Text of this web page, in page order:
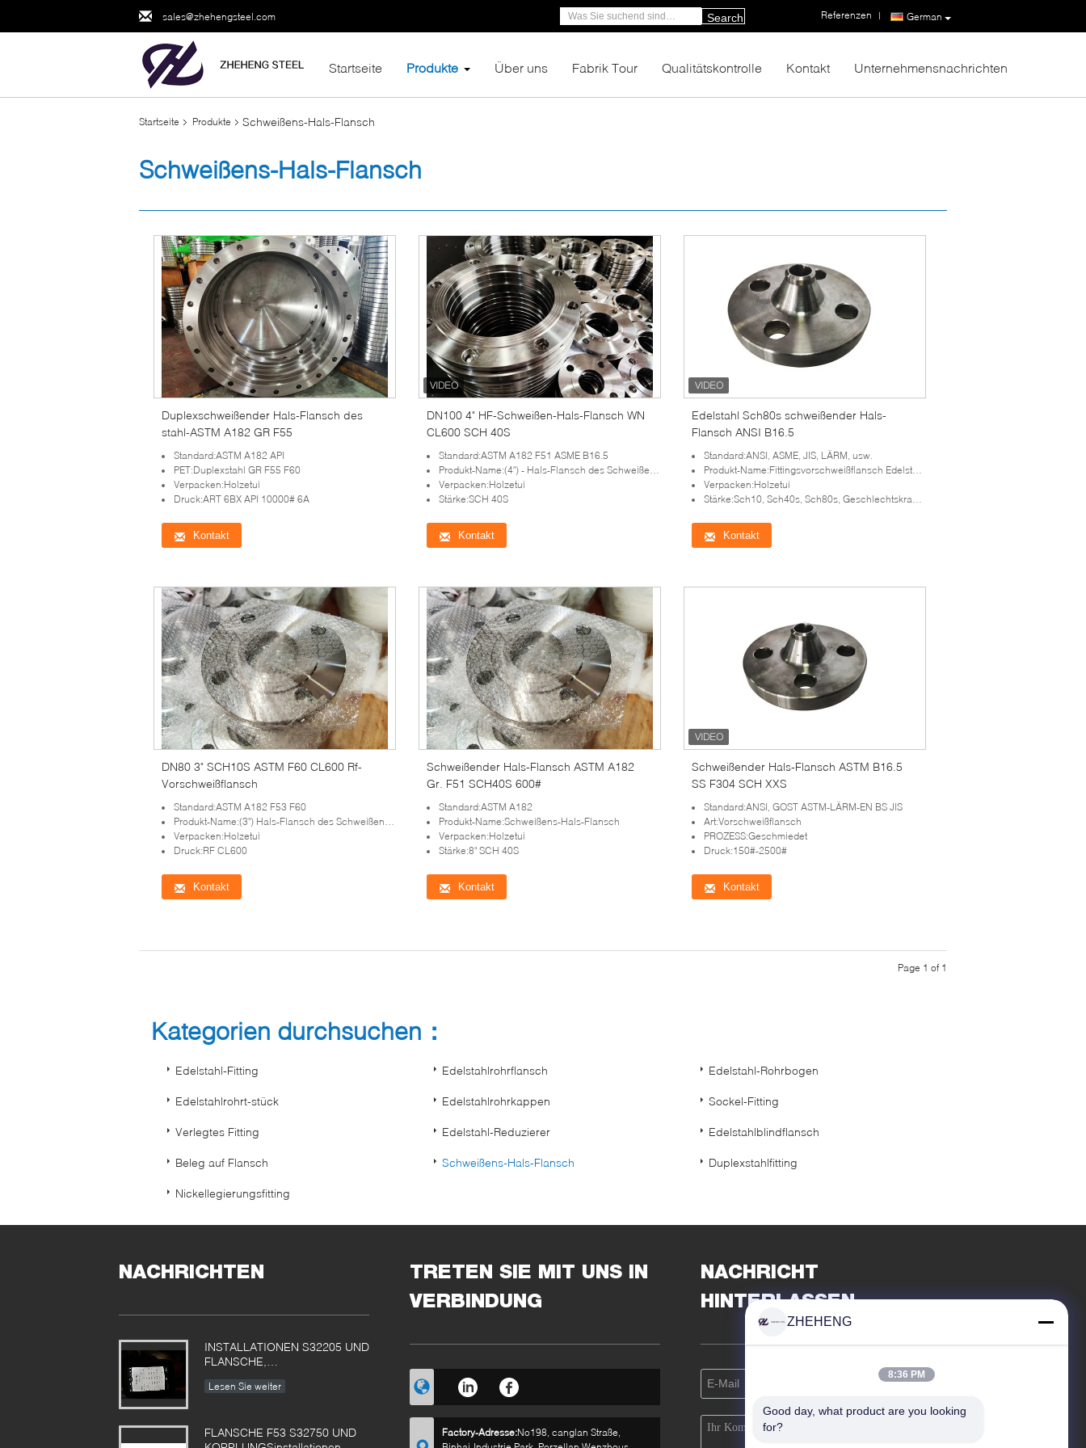
sales@zhehengsteel.com German
Referenzen |
Search
Startseite Produkte Über uns Fabrik Tour Qualitätskontrolle Kontakt Unternehmensnachrichten
Startseite Produkte Schweißens-Hals-Flansch
Schweißens-Hals-Flansch
Duplexschweißender Hals-Flansch des
stahl-ASTM A182 GR F55
Standard:ASTM A182 API
PET:Duplexstahl GR F55 F60
Verpacken:Holzetui
Druck:ART 6BX API 10000# 6A
Kontakt
DN100 4" HF-Schweißen-Hals-Flansch WN
CL600 SCH 40S
Standard:ASTM A182 F51 ASME B16.5
Produkt-Name:(4") - Hals-Flansch des Schweißens-N100
Verpacken:Holzetui
Stärke:SCH 40S
Kontakt
Edelstahl Sch80s schweißender Hals-
Flansch ANSI B16.5
Standard:ANSI, ASME, JIS, LÄRM, usw.
Produkt-Name:Fittingsvorschweißflansch Edelstahl ANSI B16.5
Verpacken:Holzetui
Stärke:Sch10, Sch40s, Sch80s, Geschlechtskrankheit
Kontakt
DN80 3" SCH10S ASTM F60 CL600 Rf-
Vorschweißflansch
Standard:ASTM A182 F53 F60
Produkt-Name:(3") Hals-Flansch des Schweißens-DN80
Verpacken:Holzetui
Druck:RF CL600
Kontakt
Schweißender Hals-Flansch ASTM A182
Gr. F51 SCH40S 600#
Standard:ASTM A182
Produkt-Name:Schweißens-Hals-Flansch
Verpacken:Holzetui
Stärke:8" SCH 40S
Kontakt
Schweißender Hals-Flansch ASTM B16.5
SS F304 SCH XXS
Standard:ANSI, GOST ASTM-LÄRM-EN BS JIS
Art:Vorschweißflansch
PROZESS:Geschmiedet
Druck:150#-2500#
Kontakt
Page 1 of 1
Kategorien durchsuchen：
Edelstahl-Fitting Edelstahlrohrflansch Edelstahl-Rohrbogen
Edelstahlrohrt-stück Edelstahlrohrkappen Sockel-Fitting
Verlegtes Fitting Edelstahl-Reduzierer Edelstahlblindflansch
Beleg auf Flansch Schweißens-Hals-Flansch Duplexstahlfitting
Nickellegierungsfitting
NACHRICHTEN
INSTALLATIONEN S32205 UND
FLANSCHE,
POLEN
Lesen Sie weiter
FLANSCHE F53 S32750 UND
TRETEN SIE MIT UNS IN
VERBINDUNG
Factory-Adresse:No198, canglan Straße,
NACHRICHT
HINTERLASSEN
ZHEHENG
8:36 PM
Good day, what product are you looking
for?